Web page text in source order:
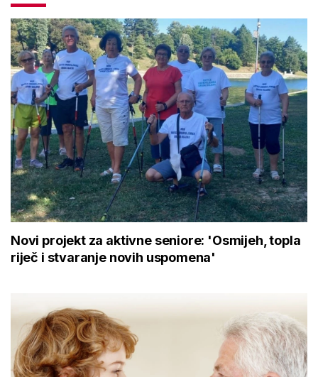
Novi projekt za aktivne seniore: 'Osmijeh, topla
riječ i stvaranje novih uspomena'